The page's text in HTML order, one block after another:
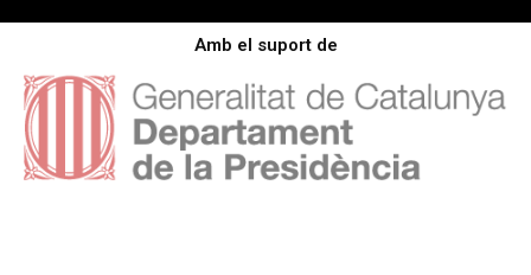
Amb el suport de